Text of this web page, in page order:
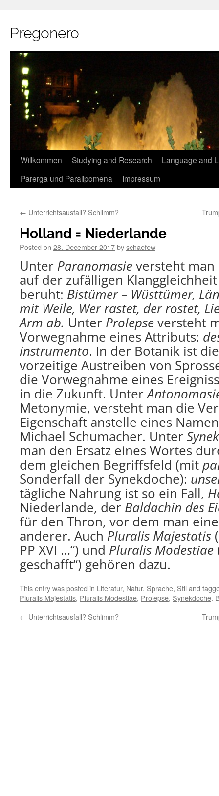
Pregonero
Skip
Willkommen Studying and Research
Language and
Parerga und Paralipomena
Impressum
← Unterrichtsausfall? Schlimm?
Holland = Niederlande
Posted on 28. December 2017byschaefew
Unter Paranomasie versteht man
auf der zufälligen
beruht: Bistümer – Wüsttümer,
mit Weile, Wer rastet, der rostet,
Arm ab. Unter Prolepse versteht
Vorwegnahme eines Attributs:
instrumento. In der Botanik ist
vorzeitige Austreiben von
die Vorwegnahme eines
in die Zukunft. Unter
Metonymie, versteht man die
Eigenschaft anstelle eines
Michael Schumacher. Unter
man den Ersatz eines Wortes
dem gleichen Begriffsfeld (mit
Sonderfall der Synekdoche):
tägliche Nahrung ist so ein Fall,
Niederlande, der Baldachin des
für den Thron, vor dem man
anderer. Auch Pluralis Majestatis
PP XVI …“) und Pluralis Modestiae
geschafft“) gehören dazu.
This entry was posted in Literatur, Natur, Sprache, Stil and
Pluralis Majestatis, Pluralis Modestiae, Prolepse, Synekdoche.
← Unterrichtsausfall? Schlimm?